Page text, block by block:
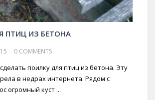
ПТИЦ ИЗ БЕТОНА
0 COMMENTS
поилку для птиц из бетона. Эту
в недрах интернета. Рядом с
огромный куст ...